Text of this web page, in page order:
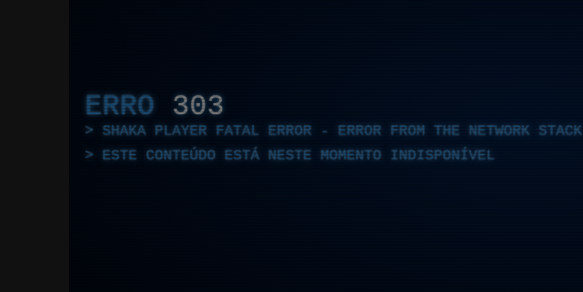
ERRO 303
SHAKA PLAYER FATAL ERROR - ERROR FROM THE NETWORK STACK
ESTE CONTEÚDO ESTÁ NESTE MOMENTO INDISPONÍVEL